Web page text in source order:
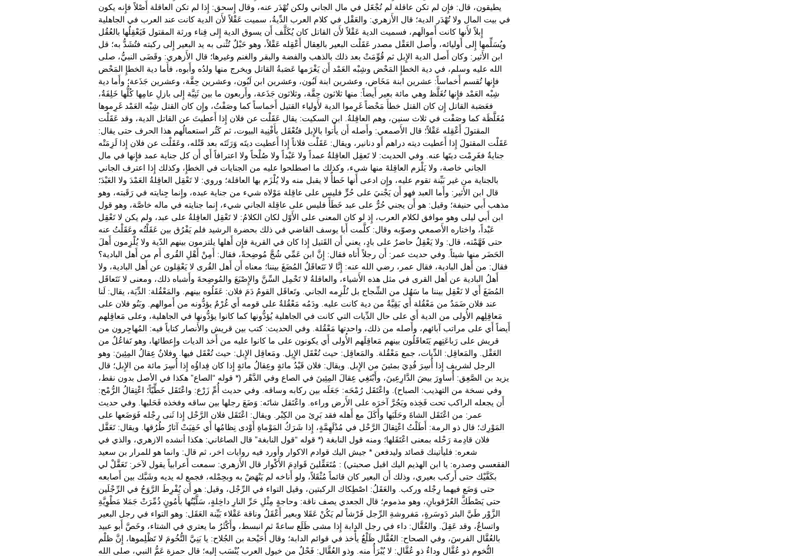
يطيقون، قال: فإِن لم تكن عاقلة لم تُجْعََل في مال الجاني ولكن تُهْدَر عنه، وقال إِسحق: إِذا لم تكن العاقلة أَصْلاً فإِنه يكون
في بيت المال ولا تُهْدَر الدية؛ قال الأَزهري: والعَقْل في كلام العرب الدِّيةُ، سميت عَقْلاً لأَن الدية كانت عند العرب في الجاهلية
إِبلاً لأَنها كانت أَموالَهم، فسميت الدية عَقْلاً لأَن القاتل كان يُكَلَّف أَن يسوق الدية إِلى فِناء ورثة المقتول فَيَعْقِلُها بالعُقُل
ويُسَلِّمها إِلى أَوليائه، وأَصل العَقْل مصدر عَقَلْت البعير بالعِقال أَعْقِله عَقْلاً، وهو حَبْلٌ تُثْنى به يد البعير إِلى ركبته فتُشَدُّ به؛ قل
ابن الأَثير: وكان أَصل الدية الإِبل ثم قُوِّمَتْ بعد ذلك بالذهب والفضة والبقر والغنم وغيرها؛ قال الأَزهري: وقَضَى النبيُّ، صلى
الله عليه وسلم، في دية الخطإِ المَحْض وشِبْه العَمْد أَن يَغْرَمها عَصَبةُ القاتل ويخرج منها ولدُه وأَبوه، فأَما دية الخطإِ المَحْض
فإِنها تُقسم أَخماساً: عشرين ابنة مَخَاض، وعشرين ابنة لَبُون، وعشرين ابن لَبُون، وعشرين حِقَّة، وعشرين جَذَعة؛ وأَما دية
شِبْه العَمْد فإِنها تُغَلَّظ وهي مائة بعير أَيضاً: منها ثلاثون حِقَّة، وثلاثون جَذَعة، وأَربعون ما بين ثَنِيَّة إِلى بازلِ عامِها كُلُّها خَلِفَةٌ،
فعَصَبة القاتل إِن كان القتل خطأَ مَحْضاً غَرِموا الدية لأَولياء القتيل أَخماساً كما وصَفْتُ، وإِن كان القتل شِبْه العَمْد غَرِموها
مُغَلَّظَة كما وصَفْت في ثلاث سنين، وهم العاقِلةُ ابن السكيت: يقال عَقَلْت عن فلان إِذا أَعطيتَ عن القاتل الدية، وقد عَقَلْت
المقتولَ أَعْقِله عَقْلاً؛ قال الأَصمعي: وأَصله أَن يأْتوا بالإِبل فتُعْقَل بأَفْنِية البيوت، ثم كَثُر استعمالُهم هذا الحرف حتى يقال:
عَقَلْت المقتولَ إِذا أَعطيت ديته دراهم أَو دنانير، ويقال: عَقَلْت فلاناً إِذا أَعطيت ديتَه وَرَثَتَه بعد قَتْله، وعَقَلْت عن فلان إِذا لَزِمَتْه
جنايةٌ فغَرِمْت ديتَها عنه وفي الحديث: لا تَعقِل العاقِلةُ عمداً ولا عَبْداً ولا صُلْحاً ولا اعترافاً أَي أَن كل جناية عمد فإِنها في مال
الجاني خاصة، ولا يَلْزم العاقِلةَ منها شيء، وكذلك ما اصطلحوا عليه من الجنايات في الخطإِ، وكذلك إِذا اعترف الجاني
بالجناية من غير بَيِّنة تقوم عليه، وإِن ادعى أَنها خَطأٌ لا يقبل منه ولا يُلْزَم بها العاقلة؛ وروي: لا تَعْقِل العاقِلةُ العَمْدَ ولا العَبْدَ؛
قال ابن الأَثير: وأَما العبد فهو أَن يَجْنيَ على حُرٍّ فليس على عاقِلة مَوْلاه شيء من جناية عبده، وإِنما جِنايته في رَقَبته، وهو
مذهب أَبي حنيفة؛ وقيل: هو أَن يجني حُرٌّ على عبد خَطَأً فليس على عاقِلة الجاني شيء، إِنما جنايته في ماله خاصَّة، وهو قول
ابن أَبي ليلى وهو موافق لكلام العرب، إِذ لو كان المعنى على الأَوّل لكان الكلامُ: لا تَعْقِل العاقِلةُ على عبد، ولم يكن لا تَعْقِل
عَبْداً، واختاره الأَصمعي وصوّبه وقال: كلَّمت أَبا يوسف القاضي في ذلك بحضرة الرشيد فلم يَفْرُق بين عَقَلْتُه وعَقَلْتُ عنه
حتى فَهَّمْته، قال: ولا يَعْقِلُ حاضرٌ على بادٍ، يعني أَن القَتيل إِذا كان في القرية فإِن أَهلها يلتزمون بينهم الدّية ولا يُلْزِمون أَهلَ
الحَضَر منها شيئاً وفي حديث عمر: أَن رجلاً أَتاه فقال: إِنَّ ابن عَمِّي شُجَّ مُوضِحةً، فقال: أَمِنْ أَهْلِ القُرى أَم من أَهل البادية؟
فقال: من أَهل البادية، فقال عمر، رضي الله عنه: إِنَّا لا نَتَعاقَلُ المُضَغَ بيننا؛ معناه أَن أَهل القُرى لا يَعْقِلون عن أَهل البادية، ولا
أَهلُ البادية عن أَهل القرى في مثل هذه الأَشياء، والعاقلةُ لا تَحْمِل السِّنَّ والإِصْبَعَ والمُوضِحةَ وأَشباه ذلك، ومعنى لا نَتَعاقَل
المُضَغَ أَي لا نَعْقِل بيننا ما سَهُل من الشِّجاج بل نُلْزِمه الجاني وتَعاقَل القومُ دَمَ فلان: عَقَلُوه بينهم والمَعْقُلة: الدِّيَة، يقال: لَنا
عند فلان ضَمَدٌ من مَعْقُلة أَي بَقِيَّةٌ من دية كانت عليه ودَمُه مَعْقُلةٌ على قومه أَي غُرْمٌ يؤدُّونه من أَموالهم وبَنُو فلان على
مَعاقِلِهم الأُولى من الدية أَي على حال الدِّيات التي كانت في الجاهلية يُؤدُّونها كما كانوا يؤدُّونها في الجاهلية، وعلى مَعاقِلهم
أَيضاً أَي على مراتب آبائهم، وأَصله من ذلك، واحدتها مَعْقُلة وفي الحديث: كتب بين قريش والأَنصار كتاباً فيه: المُهاجِرون من
قريش على رَباعَتِهم يَتَعاقَلُون بينهم مَعاقِلَهم الأُولى أَي يكونون على ما كانوا عليه من أَخذ الديات وإِعطائها، وهو تَفاعُلٌ من
العَقْل
والمَعاقِل: الدِّيات، جمع مَعْقُلة والمَعاقِل: حيث تُعْقَل الإِبِل ومَعاقِل الإِبل: حيث تُعْقَل فيها وفلانٌ عِقالُ المِئِينَ: وهو
الرجل لشريف إِذا أُسِرَ فُدِيَ بمئينَ من الإِبل ويقال: فلان قَيْدُ مائةٍ وعِقالُ مائةٍ إِذا كان فِداؤُه إِذا أُسِرَ مائة من الإِبل؛ قال
يزيد بن الصَّعِق: أُساوِرَ بيضَ الدَّارِعِينَ، وأَبْتَغِي عِقالَ المِئِينَ في الصاع وفي الدَّهْر (* قوله “الصاع” هكذا في الأصل بدون نقط،
وفي نسخة من التهذيب: الصباح). واعْتَقَل رُمْحَه: جَعَلَه بين ركابه وساقه وفي حديث أُمِّ زَرْع: واعْتَقَل خَطِّيّاً؛ اعْتِقالُ الرُّمْح:
أَن يجعله الراكب تحت فَخِذه ويَجُرَّ آخرَه على الأَرض وراءه واعْتَقل شاتَه: وَضَعَ رجلها بين ساقه وفخذه فَحَلبها وفي حديث
عمر: من اعْتَقَل الشاةَ وحَلَبَها وأَكَلَ مع أَهله فقد بَرِئ من الكِبْر ويقال: اعْتَقَل فلان الرَّحْل إِذا ثَنى رِجْله فَوَضَعها على
المَوْرِك؛ قال ذو الرمة: أَطَلْتُ اعْتِقالَ الرَّحْل في مُدْلَهِمَّةٍ، إِذا شَرَكُ المَوْماةِ أَوْدى نِظامُها أَي خَفِيَتْ آثارُ طُرُقها ويقال: تَعَقَّل
فلان قادِمة رَحْله بمعنى اعْتَقَلها؛ ومنه قول النابغة (* قوله “قول النابغة” قال الصاغاني: هكذا أنشده الازهري، والذي في
شعره: فليأتينك قصائد وليدفعن * جيش اليك قوادم الاكوار وأورد فيه روايات اخر، ثم قال: وانما هو للمرار بن سعيد
الفقعسي وصدره: يا ابن الهذيم اليك اقبل صحبتي)
: مُتَعَقِّلينَ قَوادِمَ الأَكْوار قال الأَزهري: سمعت أَعرابياً يقول لآخر: تَعَقَّلْ لي
بكَفَّيْك حتى أَركب بعيري، وذلك أَن البعير كان قائماً مُثْقَلاً، ولو أَناخه لم يَنْهَضْ به وبحِمْله، فجمع له يديه وشَبَّك بين أَصابعه
حتى وَضَع فيهما رِجْله وركب والعَقَلُ: اصْطِكاك الركبتين، وقيل التواء في الرِّجْل، وقيل: هو أَن يُفْرِطَ الرَّوَحُ في الرِّجْلَين
حتى يَصْطَكَّ العُرْقوبانِ، وهو مذموم؛ قال الجعدي يصف ناقة: وحاجةٍ مِثْلِ حَرِّ النارِ داخِلةٍ، سَلَّيْتُها بأَمُونٍ ذُمِّرَتْ جَمَلا مَطْوِيَّةِ
الزَّوْر طَيَّ البئر دَوسَرةٍ، مَفروشةِ الرِّجل فَرْشاً لم يَكُنْ عَقَلا وبعير أَعْقَلُ وناقة عَقْلاء بَيِّنة العَقَل: وهو التواء في رجل البعير
واتساعٌ، وقد عَقِلَ والعُقَّال: داء في رجل الدابة إِذا مشى ظَلَع ساعةً ثم انبسط، وأَكْثَرُ ما يعتري في الشتاء، وخَصَّ أَبو عبيد
بالعُقَّال الفرسَ، وفي الصحاح: العُقَّال ظَلْعٌ يأْخذ في قوائم الدابة؛ وقال أُحَيْحة بن الجُلاح: يا بَنِيَّ التُّخُومَ لا تَظْلِموها، إِنَّ ظلْم
التُّخوم ذو عُقَّال وداءٌ ذو عُقَّالٍ: لا يُبْرَأُ منه وذو العُقَّال: فَحْلٌ من خيول العرب يُنْسَب إِليه؛ قال حمزة عَمُّ النبي، صلى الله